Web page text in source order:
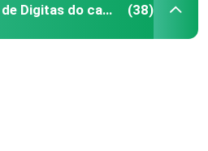
Máquina imprimindo de Digitas do cartão (38)